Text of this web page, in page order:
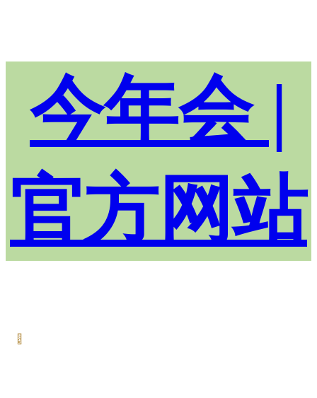
今年会 |
官方网站